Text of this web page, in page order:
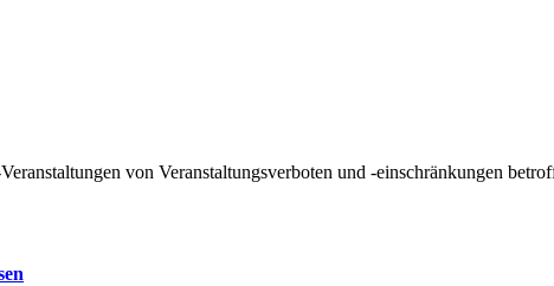
von Veranstaltungsverboten und -einschränkungen